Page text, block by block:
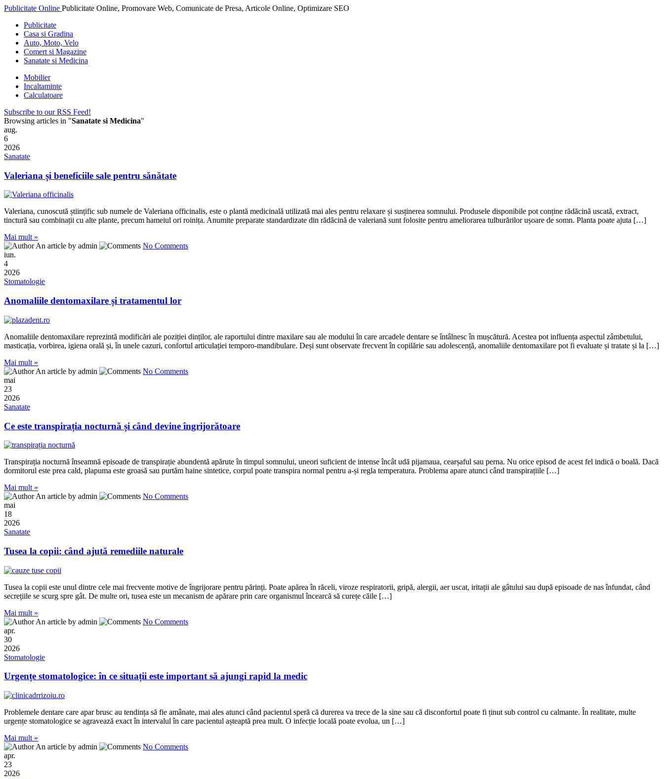
Publicitate Online Publicitate Online, Promovare Web, Comunicate de Presa, Articole Online, Optimizare SEO
Publicitate
Casa si Gradina
Auto, Moto, Velo
Comert si Magazine
Sanatate si Medicina
Mobilier
Incaltaminte
Calculatoare
Subscribe to our RSS Feed!
Browsing articles in "Sanatate si Medicina"
aug.
6
2026
Sanatate
Valeriana și beneficiile sale pentru sănătate
Valeriana, cunoscută științific sub numele de Valeriana officinalis, este o plantă medicinală utilizată mai ales pentru relaxare și susținerea somnului. Produsele disponibile pot conține rădăcină uscată, extract,
tinctură sau combinații cu alte plante, precum hameiul ori roinița. Anumite preparate standardizate din rădăcină de valeriană sunt folosite pentru ameliorarea tulburărilor ușoare de somn. Planta poate ajuta […]
Mai mult »
An article by admin
No Comments
iun.
4
2026
Stomatologie
Anomaliile dentomaxilare și tratamentul lor
Anomaliile dentomaxilare reprezintă modificări ale poziției dinților, ale raportului dintre maxilare sau ale modului în care arcadele dentare se întâlnesc în mușcătură. Acestea pot influența aspectul zâmbetului,
masticația, vorbirea, igiena orală și, în unele cazuri, confortul articulației temporo-mandibulare. Deși sunt observate frecvent în copilărie sau adolescență, anomaliile dentomaxilare pot fi evaluate și tratate și la […]
Mai mult »
An article by admin
No Comments
mai
23
2026
Sanatate
Ce este transpirația nocturnă și când devine îngrijorătoare
Transpirația nocturnă înseamnă episoade de transpirație abundentă apărute în timpul somnului, uneori suficient de intense încât udă pijamaua, cearșaful sau perna. Nu orice episod de acest fel indică o boală. Dacă
dormitorul este prea cald, plapuma este groasă sau purtăm haine sintetice, corpul poate transpira normal pentru a-și regla temperatura. Problema apare atunci când transpirațiile […]
Mai mult »
An article by admin
No Comments
mai
18
2026
Sanatate
Tusea la copii: când ajută remediile naturale
Tusea la copii este unul dintre cele mai frecvente motive de îngrijorare pentru părinți. Poate apărea în răceli, viroze respiratorii, gripă, alergii, aer uscat, iritații ale gâtului sau după episoade de nas înfundat, când
secrețiile se scurg spre gât. De multe ori, tusea este un mecanism de apărare prin care organismul încearcă să curețe căile […]
Mai mult »
An article by admin
No Comments
apr.
30
2026
Stomatologie
Urgențe stomatologice: în ce situații este important să ajungi rapid la medic
Problemele dentare care apar brusc au tendința să fie amânate, mai ales atunci când pacientul speră că durerea va trece de la sine sau că disconfortul poate fi ținut sub control cu calmante. În realitate, multe
urgențe stomatologice se agravează exact în intervalul în care pacientul așteaptă prea mult. O infecție locală poate evolua, un […]
Mai mult »
An article by admin
No Comments
apr.
23
2026